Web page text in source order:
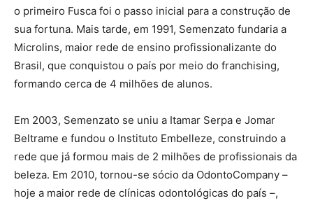
o primeiro Fusca foi o passo inicial para a construção de
sua fortuna. Mais tarde, em 1991, Semenzato fundaria a
Microlins, maior rede de ensino profissionalizante do
Brasil, que conquistou o país por meio do franchising,
formando cerca de 4 milhões de alunos.
Em 2003, Semenzato se uniu a Itamar Serpa e Jomar
Beltrame e fundou o Instituto Embelleze, construindo a
rede que já formou mais de 2 milhões de profissionais da
beleza. Em 2010, tornou-se sócio da OdontoCompany –
hoje a maior rede de clínicas odontológicas do país –,